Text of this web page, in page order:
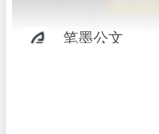
笔墨公文